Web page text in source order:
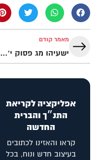
מאמר קודם
ישעיהו מג פסוק י' נמצא בשירת העבד ומדבר על עם ישראל לא על המשיח
אפליקציה לקריאת
התנ״ך והברית
החדשה
קראו והאזינו לכתובים
בעיצוב חדש ונוח, בכל